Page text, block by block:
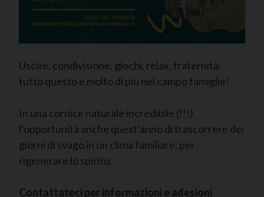
Uscite, condivisione, giochi, relax, fraternità:
tutto questo e molto di più nel campo famiglie!
In una cornice naturale incredibile (!!!)
l’opportunità anche quest’anno di trascorrere dei
giorni di svago in un clima familiare, per
rigenerare lo spirito.
Contattateci per informazioni e adesioni